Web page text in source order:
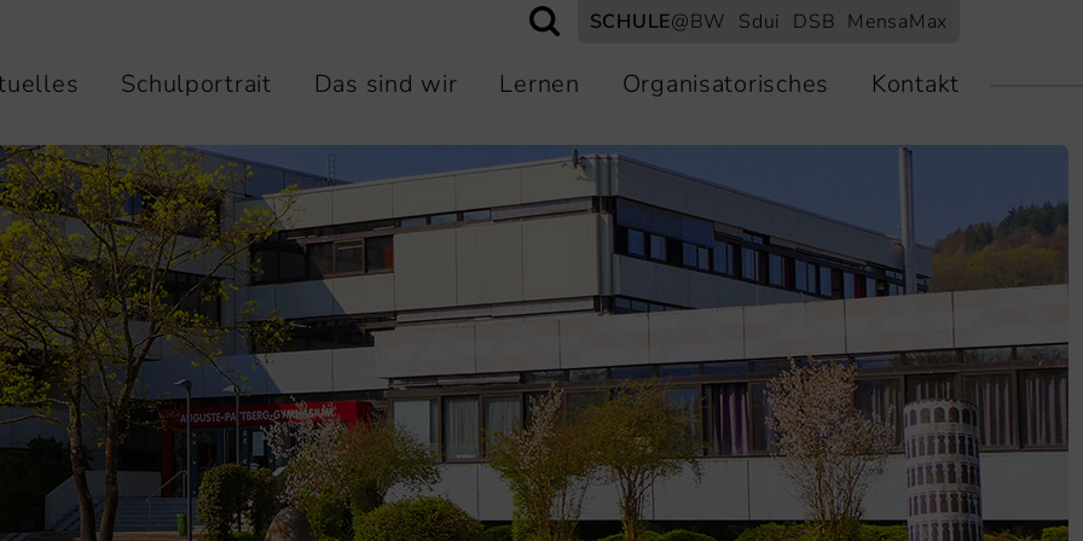
SCHULE@BW Sdui DSB MensaMax
Schulportrait Das sind wir Lernen Organisatorisches Kontakt